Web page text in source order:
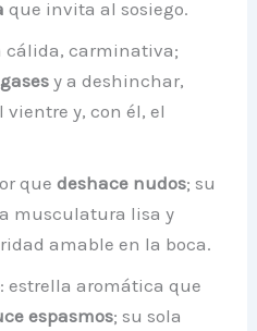
que invita al sosiego.
cálida, carminativa;
y a deshinchar,
vientre y, con él, el
quedeshace nudos; su
musculatura lisa y
amable en la boca.
: estrella aromática que
espasmos; su sola